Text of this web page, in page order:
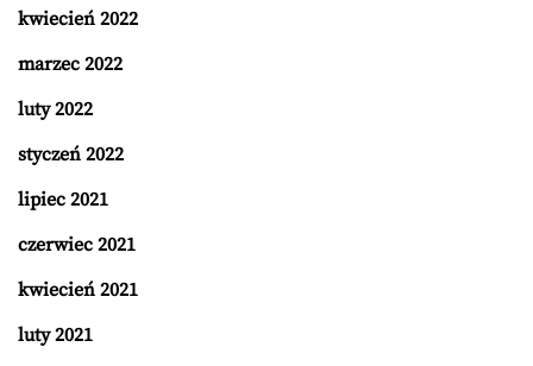
kwiecień 2022
marzec 2022
luty 2022
styczeń 2022
lipiec 2021
czerwiec 2021
kwiecień 2021
luty 2021